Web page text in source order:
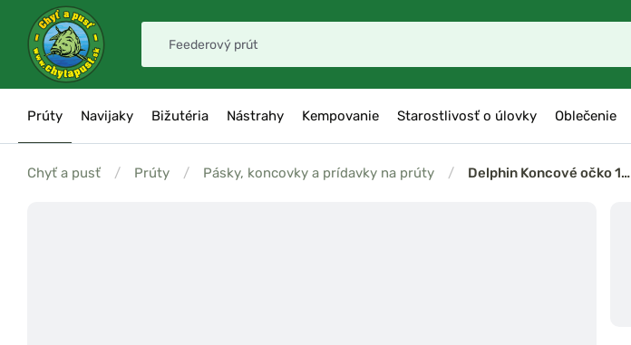
Prúty Navijaky Bižutéria Nástrahy Kempovanie Starostlivosť o úlovky Oblečenie
Chyť a pusť / Prúty / Pásky, koncovky a prídavky na prúty / Delphin Koncové očko 1…